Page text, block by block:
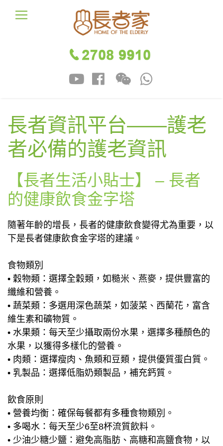
長者資訊平台——護老
者必備的護老資訊
【長者生活小貼士】 – 長者
的健康飲食金字塔
隨著年齡的增長，長者的健康飲食變得尤為重要，以
下是長者健康飲食金字塔的建議。
食物類別
• 穀物類：選擇全穀類，如糙米、燕麥，提供豐富的
纖維和營養。
• 蔬菜類：多選用深色蔬菜，如菠菜、西蘭花，富含
維生素和礦物質。
• 水果類：每天至少攝取兩份水果，選擇多種顏色的
水果，以獲得多樣化的營養。
• 肉類：選擇瘦肉、魚類和豆類，提供優質蛋白質。
• 乳製品：選擇低脂奶類製品，補充鈣質。
飲食原則
• 營養均衡：確保每餐都有多種食物類別。
• 多喝水：每天至少6至8杯流質飲料。
• 少油少糖少鹽：避免高脂肪、高糖和高鹽食物，以